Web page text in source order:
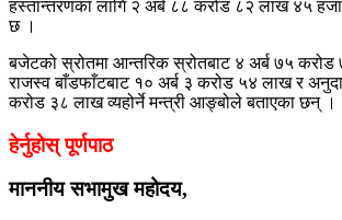
हस्तान्तरणका लागि २ अर्ब ८८ करोड ८२ लाख ४५
छ ।
बजेटको स्रोतमा आन्तरिक स्रोतबाट ४ अर्ब ७५
राजस्व बाँडफाँटबाट १० अर्ब ३ करोड ५४ लाख र
करोड ३८ लाख व्यहोर्ने मन्त्री आङ्बोले बताएका छन् ।
हेर्नुहोस् पूर्णपाठ
माननीय सभामुख महोदय,